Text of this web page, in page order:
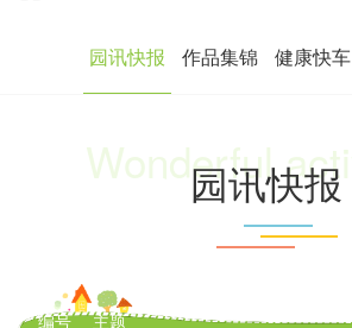
园讯快报 作品集锦 健康快车
Wonderful
园讯快报
编号 主题